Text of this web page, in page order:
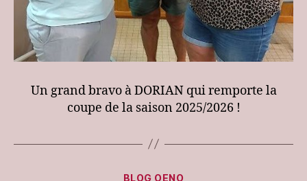
Un grand bravo à DORIAN qui remporte la
coupe de la saison 2025/2026 !
Categories
BLOG OENO